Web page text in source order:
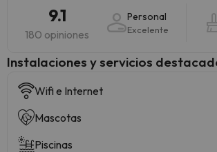
9.1
180 opiniones
Personal
Excelente
Instalaciones y servicios
Wifi e Internet
Mascotas
Piscinas